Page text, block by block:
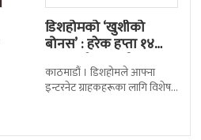
डिशहोमको ‘खुशीको
बोनस’ : हरेक हप्ता १४
जनालाई एक वर्ष…
काठमाडौं । डिशहोमले आफ्ना
इन्टरनेट ग्राहकहरूका लागि विशेष